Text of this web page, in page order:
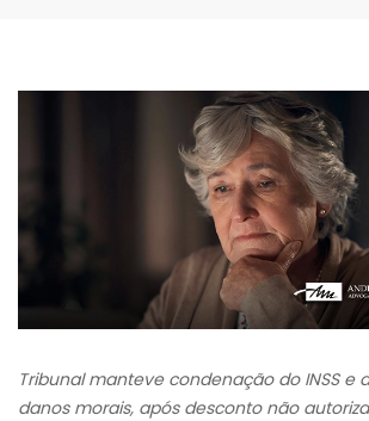
Tribunal manteve condenação do INSS e
danos morais, após desconto não